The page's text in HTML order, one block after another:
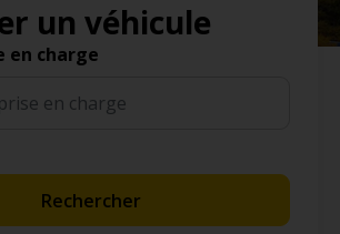
un véhicule
en charge
Rechercher